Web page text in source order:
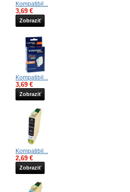
Kompatibil...
3,69 €
Zobraziť
Kompatibil...
3,69 €
Zobraziť
Kompatibil...
2,69 €
Zobraziť